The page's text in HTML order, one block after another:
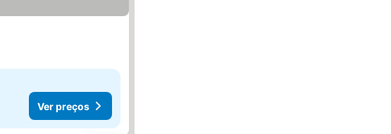
Ver preços